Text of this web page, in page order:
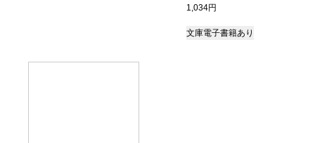
1,034円
文庫電子書籍あり